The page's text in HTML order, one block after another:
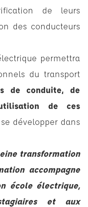
de leurs
des conducteurs
permettra
du transport
de conduite, de
de ces
développer dans
transformation
accompagne
école électrique,
et aux